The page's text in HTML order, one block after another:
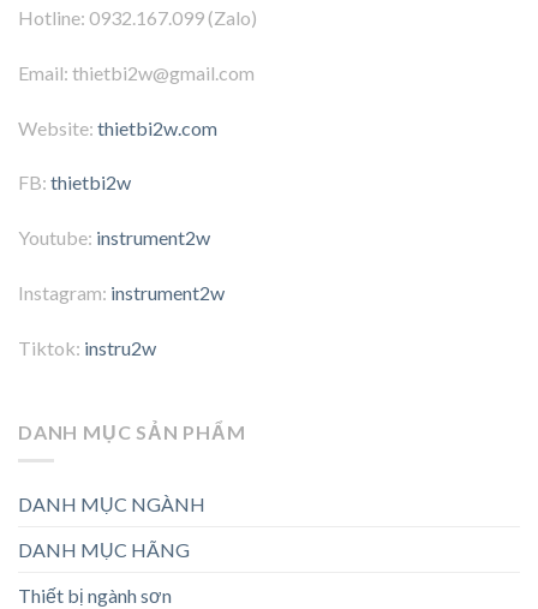
Hotline: 0932.167.099 (Zalo)
Email: thietbi2w@gmail.com
Website: thietbi2w.com
FB: thietbi2w
Youtube: instrument2w
Instagram: instrument2w
Tiktok: instru2w
DANH MỤC SẢN PHẨM
DANH MỤC NGÀNH
DANH MỤC HÃNG
Thiết bị ngành sơn